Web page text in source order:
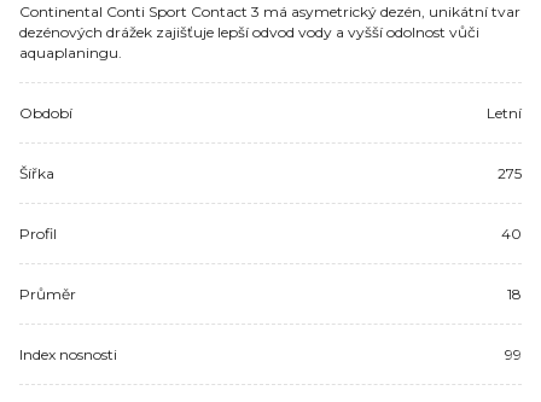
Continental Conti Sport Contact 3 má asymetrický dezén, unikátní tvar
dezénových drážek zajišťuje lepší odvod vody a vyšší odolnost vůči
aquaplaningu.
Období Letní
Šířka 275
Profil 40
Průměr 18
Index nosnosti 99